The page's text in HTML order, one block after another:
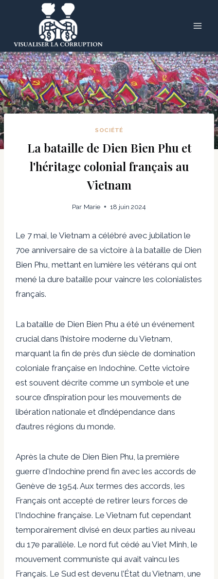
SOCIÉTÉ
La bataille de Dien Bien Phu et
l'héritage colonial français au
Vietnam
Par Marie 18 juin 2024
Le 7 mai, le Vietnam a célébré avec jubilation le
70e anniversaire de sa victoire à la bataille de Dien
Bien Phu, mettant en lumière les vétérans qui ont
mené la dure bataille pour vaincre les colonialistes
français.
La bataille de Dien Bien Phu a été un événement
crucial dans l’histoire moderne du Vietnam,
marquant la fin de près d’un siècle de domination
coloniale française en Indochine. Cette victoire
est souvent décrite comme un symbole et une
source d’inspiration pour les mouvements de
libération nationale et d’indépendance dans
d’autres régions du monde.
Après la chute de Dien Bien Phu, la première
guerre d'Indochine prend fin avec les accords de
Genève de 1954. Aux termes des accords, les
Français ont accepté de retirer leurs forces de
l'Indochine française. Le Vietnam fut cependant
temporairement divisé en deux parties au niveau
du 17e parallèle. Le nord fut cédé au Viet Minh, le
mouvement communiste qui avait vaincu les
Français. Le Sud est devenu l’État du Vietnam, une